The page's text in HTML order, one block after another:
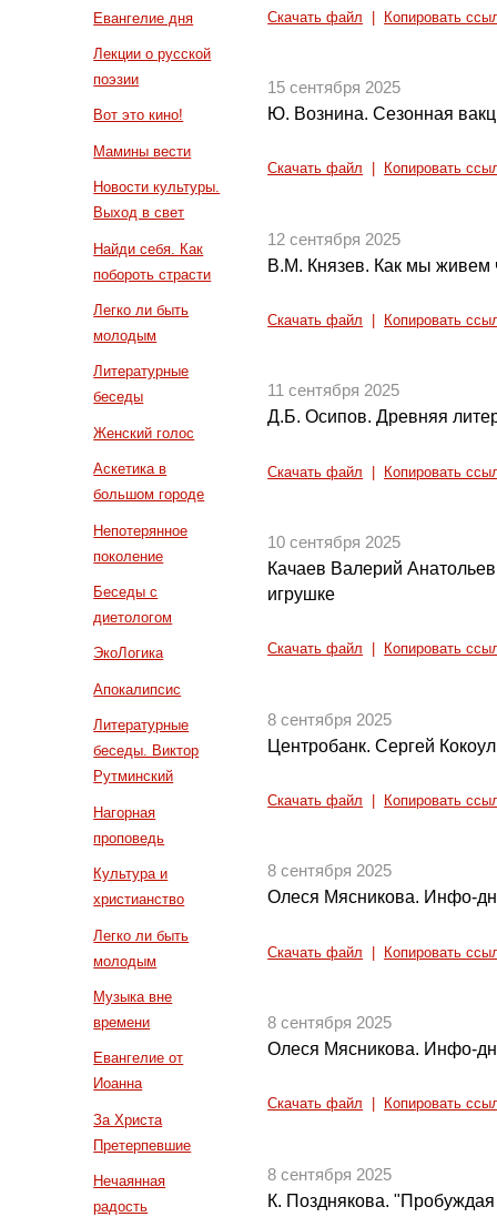
Евангелие дня
Лекции о русской
поэзии
Вот это кино!
Мамины вести
Новости культуры.
Выход в свет
Найди себя. Как
побороть страсти
Легко ли быть
молодым
Литературные
беседы
Женский голос
Аскетика в
большом городе
Непотерянное
поколение
Беседы с
диетологом
ЭкоЛогика
Апокалипсис
Литературные
беседы. Виктор
Рутминский
Нагорная
проповедь
Культура и
христианство
Легко ли быть
молодым
Музыка вне
времени
Евангелие от
Иоанна
За Христа
Претерпевшие
Нечаянная
радость
Скачать файл Копировать
15 сентября 2025
Ю. Вознина. Сезонная
Скачать файл Копировать
12 сентября 2025
В.М. Князев. Как мы живем
Скачать файл Копировать
11 сентября 2025
Д.Б. Осипов. Древняя
Скачать файл Копировать
10 сентября 2025
Качаев Валерий
игрушке
Скачать файл Копировать
8 сентября 2025
Центробанк. Сергей
Скачать файл Копировать
8 сентября 2025
Олеся Мясникова. Инфо-
Скачать файл Копировать
8 сентября 2025
Олеся Мясникова. Инфо-
Скачать файл Копировать
8 сентября 2025
К. Позднякова.